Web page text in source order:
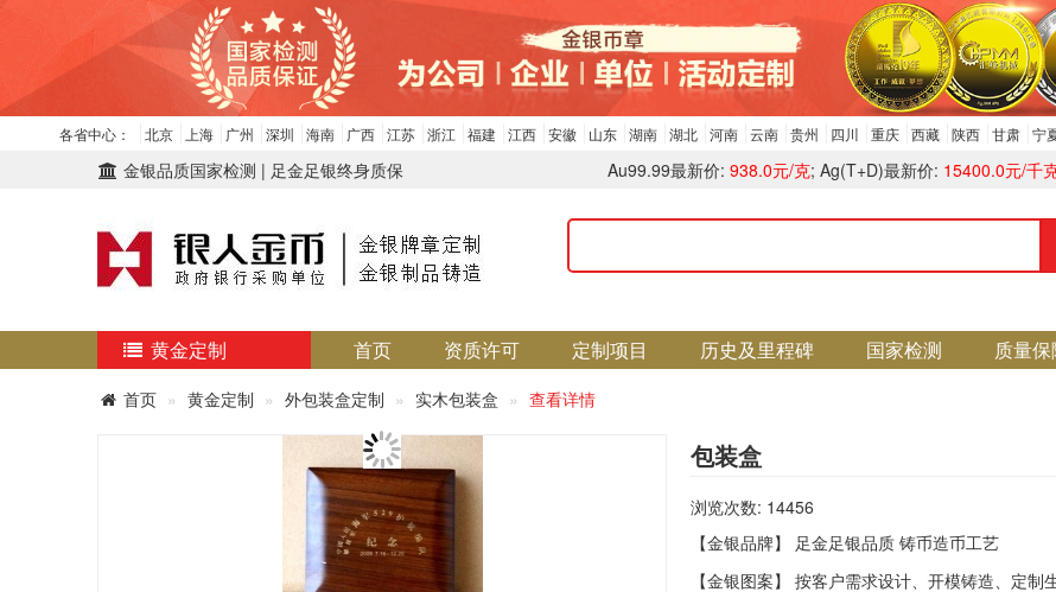
各省中心： 北京 上海 广州 深圳 海南 广西 江苏 浙江 福建 江西 安徽 山东 湖南 湖北 河南 云南 贵州 四川 重庆 西藏 陕西 甘肃 宁
金银品质国家检测 | 足金足银终身质保 Au99.99最新价: 938.0元/克; Ag(T+D)最新价: 15400.0元/千
黄金定制 首页 资质许可 定制项目 历史及里程碑 国家检测 质量
首页 黄金定制 外包装盒定制 实木包装盒 查看详情
包装盒
浏览次数: 14456
【金银品牌】 足金足银品质 铸币造币工艺
【金银图案】 按客户需求设计、开模铸造、定制